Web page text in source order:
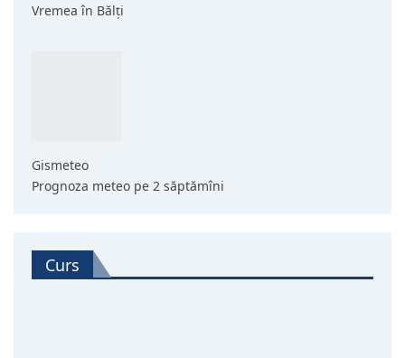
Vremea în Bălți
Gismeteo
Prognoza meteo pe 2 săptămîni
Curs